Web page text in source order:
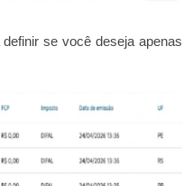
se você deseja apenas